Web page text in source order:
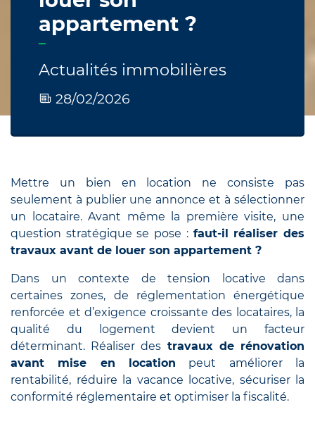
appartement ?
Actualités immobilières
28/02/2026
Mettre un bien en location ne consiste pas
seulement à publier une annonce et à sélectionner
un locataire. Avant même la première visite, une
question stratégique se pose : faut-il réaliser des
travaux avant de louer son appartement ?
Dans un contexte de tension locative dans
certaines zones, de réglementation énergétique
renforcée et d’exigence croissante des locataires, la
qualité du logement devient un facteur
déterminant. Réaliser des travaux de rénovation
avant mise en location peut améliorer la
rentabilité, réduire la vacance locative, sécuriser la
conformité réglementaire et optimiser la fiscalité.